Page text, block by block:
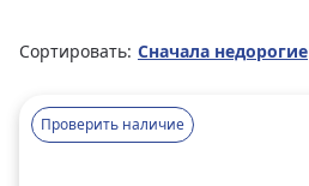
Сортировать: Сначала недорогие
Проверить наличие